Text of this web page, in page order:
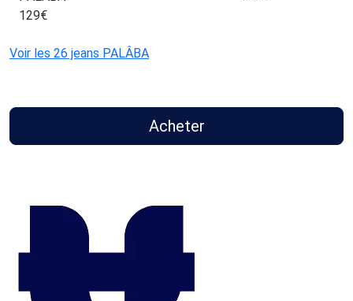
129€
Voir les 26 jeans PALÂBA
Acheter